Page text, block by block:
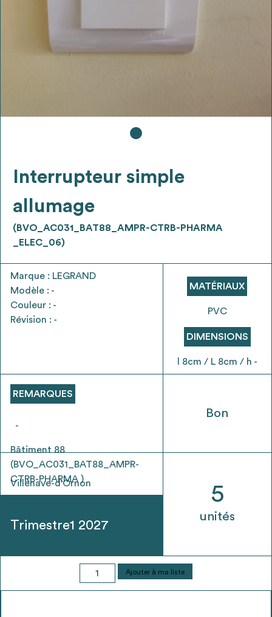
Transmettre sa liste de manifestation
d'intérêt pour les matériaux
Exporter sa liste et ses fiches produits
5
Être recontacté afin d’obtenir plus de
stratégies de récupérations
envisageables
* Attention, l’ajout des matériaux à sa liste et son envoi ne
Interrupteur simple
allumage
(BVO_AC031_BAT88_AMPR-CTRB-PHARMA
_ELEC_06)
Marque : LEGRAND
Modèle : -
Couleur : -
Révision : -
REMARQUES
-
Bâtiment 88
(BVO_AC031_BAT88_AMPR-
CTRB-PHARMA )
Villenave-d'Ornon
Trimestre1 2027
MATÉRIAUX
PVC
DIMENSIONS
l 8cm / L 8cm / h -
Bon
5
unités
quantité
de
Ajouter à ma liste